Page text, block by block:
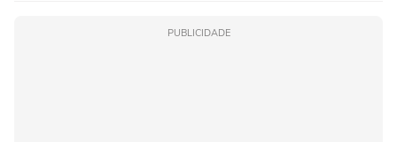
PUBLICIDADE